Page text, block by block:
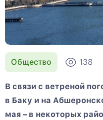
Общество 138
В связи с ветреной
в Баку и на
мая – в некоторых